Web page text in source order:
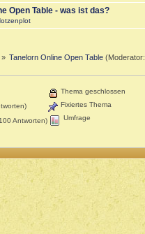
Open Table - was ist das?
Tanelorn Online Open Table (Moderator:
Antworten)
Thema geschlossen
Fixiertes Thema
Umfrage